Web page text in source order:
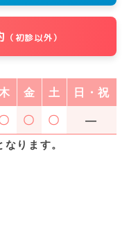
（初診以外）
金 土 日・祝
〇 〇 ―
ります。